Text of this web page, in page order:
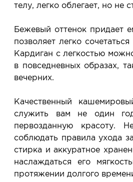
телу, легко облегает, но не
Бежевый оттенок придает
позволяет легко
Кардиган с легкостью
в повседневных образах,
вечерних.
Качественный
служить вам не один
первозданную красоту.
соблюдать правила ухода
стирка и аккуратное
наслаждаться его
протяжении долгого